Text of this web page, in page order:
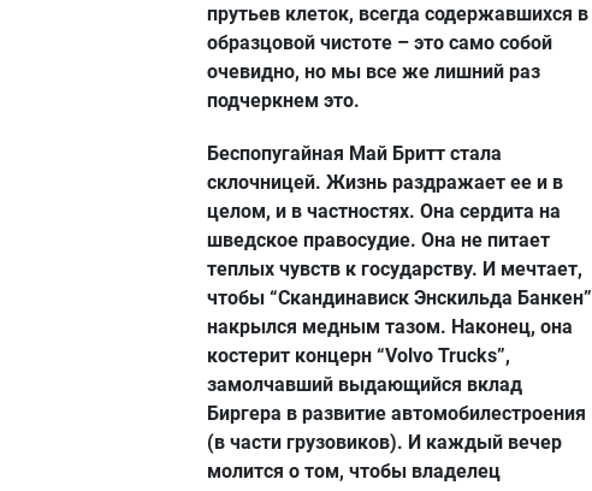
прутьев клеток, всегда содержавшихся в
образцовой чистоте – это само собой
очевидно, но мы все же лишний раз
подчеркнем это.
Беспопугайная Май Бритт стала
склочницей. Жизнь раздражает ее и в
целом, и в частностях. Она сердита на
шведское правосудие. Она не питает
теплых чувств к государству. И мечтает,
чтобы “Скандинависк Энскильда Банкен”
накрылся медным тазом. Наконец, она
костерит концерн “Volvo Trucks”,
замолчавший выдающийся вклад
Биргера в развитие автомобилестроения
(в части грузовиков). И каждый вечер
молится о том, чтобы владелец